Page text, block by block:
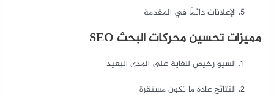
الإعلانات دائمًا في المقدمة
مميزات تحسين محركات البحث SEO
السيو رخيص للغاية على المدى البعيد
النتائج عادة ما تكون مستقرة